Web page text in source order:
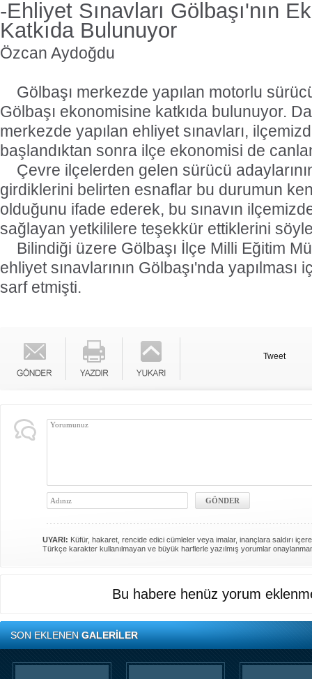
-Ehliyet Sınavları Gölbaşı'nın
Katkıda Bulunuyor
Özcan Aydoğdu
Gölbaşı merkezde yapılan motorlu
Gölbaşı ekonomisine katkıda bulunuyor.
merkezde yapılan ehliyet sınavları,
başlandıktan sonra ilçe ekonomisi de
Çevre ilçelerden gelen sürücü
girdiklerini belirten esnaflar bu durumun
olduğunu ifade ederek, bu sınavın ilçemizde
sağlayan yetkililere teşekkür ettiklerini
Bilindiği üzere Gölbaşı İlçe Milli Eğitim
ehliyet sınavlarının Gölbaşı'nda
sarf etmişti.
Tweet
UYARI: Küfür, hakaret, rencide edici cümleler veya imalar, inançlara saldırı
Türkçe karakter kullanılmayan ve büyük harflerle yazılmış yorumlar
Bu habere henüz yorum
SON EKLENENGALERİLER